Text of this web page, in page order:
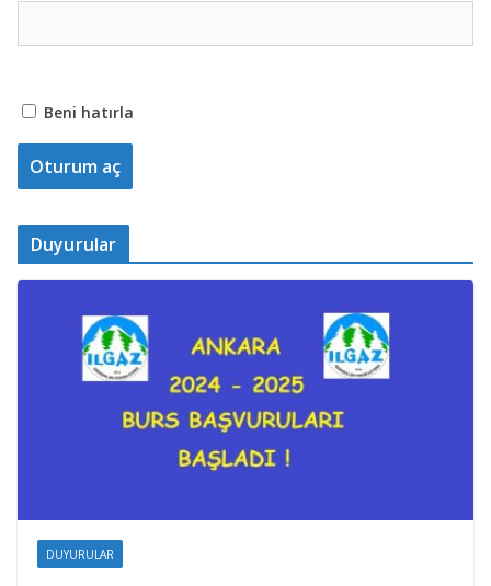
Beni hatırla
Duyurular
DUYURULAR